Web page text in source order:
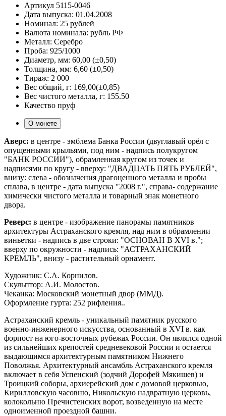
Артикул 5115-0046
Дата выпуска: 01.04.2008
Номинал: 25 рублей
Валюта номинала: рубль РФ
Металл: Серебро
Проба: 925/1000
Диаметр, мм: 60,00 (±0,50)
Толщина, мм: 6,60 (±0,50)
Тираж: 2 000
Вес общий, г: 169,00(±0,85)
Вес чистого металла, г: 155.50
Качество пруф
О монете
Аверс: в центре - эмблема Банка России (двуглавый орёл с
опущенными крыльями, под ним - надпись полукругом
"БАНК РОССИИ"), обрамленная кругом из точек и
надписями по кругу - вверху: "ДВАДЦАТЬ ПЯТЬ РУБЛЕЙ",
внизу: слева - обозначения драгоценного металла и пробы
сплава, в центре - дата выпуска "2008 г.", справа- содержание
химически чистого металла и товарный знак монетного
двора.
Реверс: в центре - изображение панорамы памятников
архитектуры Астраханского кремля, над ним в обрамлении
виньетки - надпись в две строки: "ОСНОВАН В XVI в.";
вверху по окружности - надпись: "АСТРАХАНСКИЙ
КРЕМЛЬ", внизу - растительный орнамент.
Художник: С.А. Корнилов.
Скульптор: А.И. Молостов.
Чеканка: Московский монетный двор (ММД).
Оформление гурта: 252 рифления..
Астраханский кремль - уникальный памятник русского
военно-инженерного искусства, основанный в XVI в. как
форпост на юго-восточных рубежах России. Он являлся одной
из сильнейших крепостей средневековой России и остается
выдающимся архитектурным памятником Нижнего
Поволжья. Архитектурный ансамбль Астраханского кремля
включает в себя Успенский (зодчий Дорофей Мякишев) и
Троицкий соборы, архиерейский дом с домовой церковью,
Кирилловскую часовню, Никольскую надвратную церковь,
колокольню Пречистенских ворот, возведенную на месте
одноименной проездной башни.